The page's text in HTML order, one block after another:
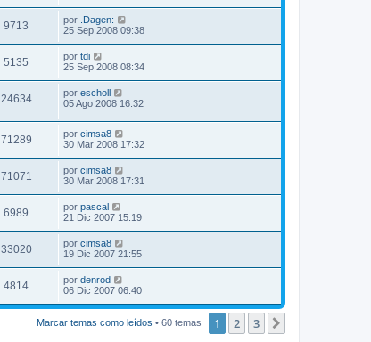
9713 por .Dagen:
25 Sep 2008 09:38
5135 por tdi
25 Sep 2008 08:34
24634 por escholl
05 Ago 2008 16:32
71289 por cimsa8
30 Mar 2008 17:32
71071 por cimsa8
30 Mar 2008 17:31
6989 por pascal
21 Dic 2007 15:19
33020 por cimsa8
19 Dic 2007 21:55
4814 por denrod
06 Dic 2007 06:40
Marcar temas como leídos • 60 temas 1 2 3